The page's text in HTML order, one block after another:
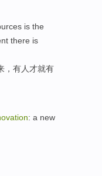
is the
there is
，有人才就有
: a new